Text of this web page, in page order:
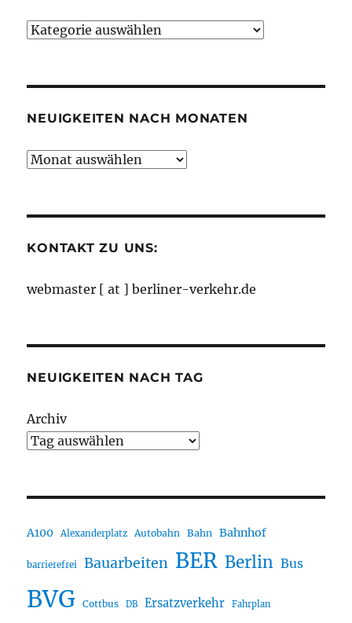
Neuigkeiten
NEUIGKEITEN NACH MONATEN
Neuigkeiten
KONTAKT ZU UNS:
webmaster [ at ] berliner-verkehr.de
NEUIGKEITEN NACH TAG
Archiv
A100 Alexanderplatz Autobahn Bahn Bahnhof
barrierefrei Bauarbeiten BER Berlin Bus
BVG Cottbus DB Ersatzverkehr Fahrplan